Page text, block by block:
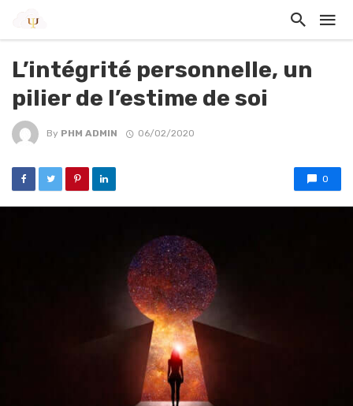
L’intégrité personnelle, un
pilier de l’estime de soi
By PHM ADMIN 06/02/2020
0